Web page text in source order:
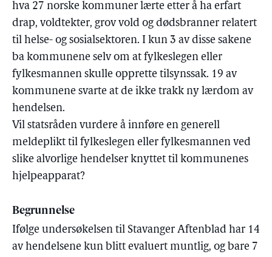
hva 27 norske kommuner lærte etter å ha erfart
drap, voldtekter, grov vold og dødsbranner relatert
til helse- og sosialsektoren. I kun 3 av disse sakene
ba kommunene selv om at fylkeslegen eller
fylkesmannen skulle opprette tilsynssak. 19 av
kommunene svarte at de ikke trakk ny lærdom av
hendelsen.
Vil statsråden vurdere å innføre en generell
meldeplikt til fylkeslegen eller fylkesmannen ved
slike alvorlige hendelser knyttet til kommunenes
hjelpeapparat?
Begrunnelse
Ifølge undersøkelsen til Stavanger Aftenblad har 14
av hendelsene kun blitt evaluert muntlig, og bare 7